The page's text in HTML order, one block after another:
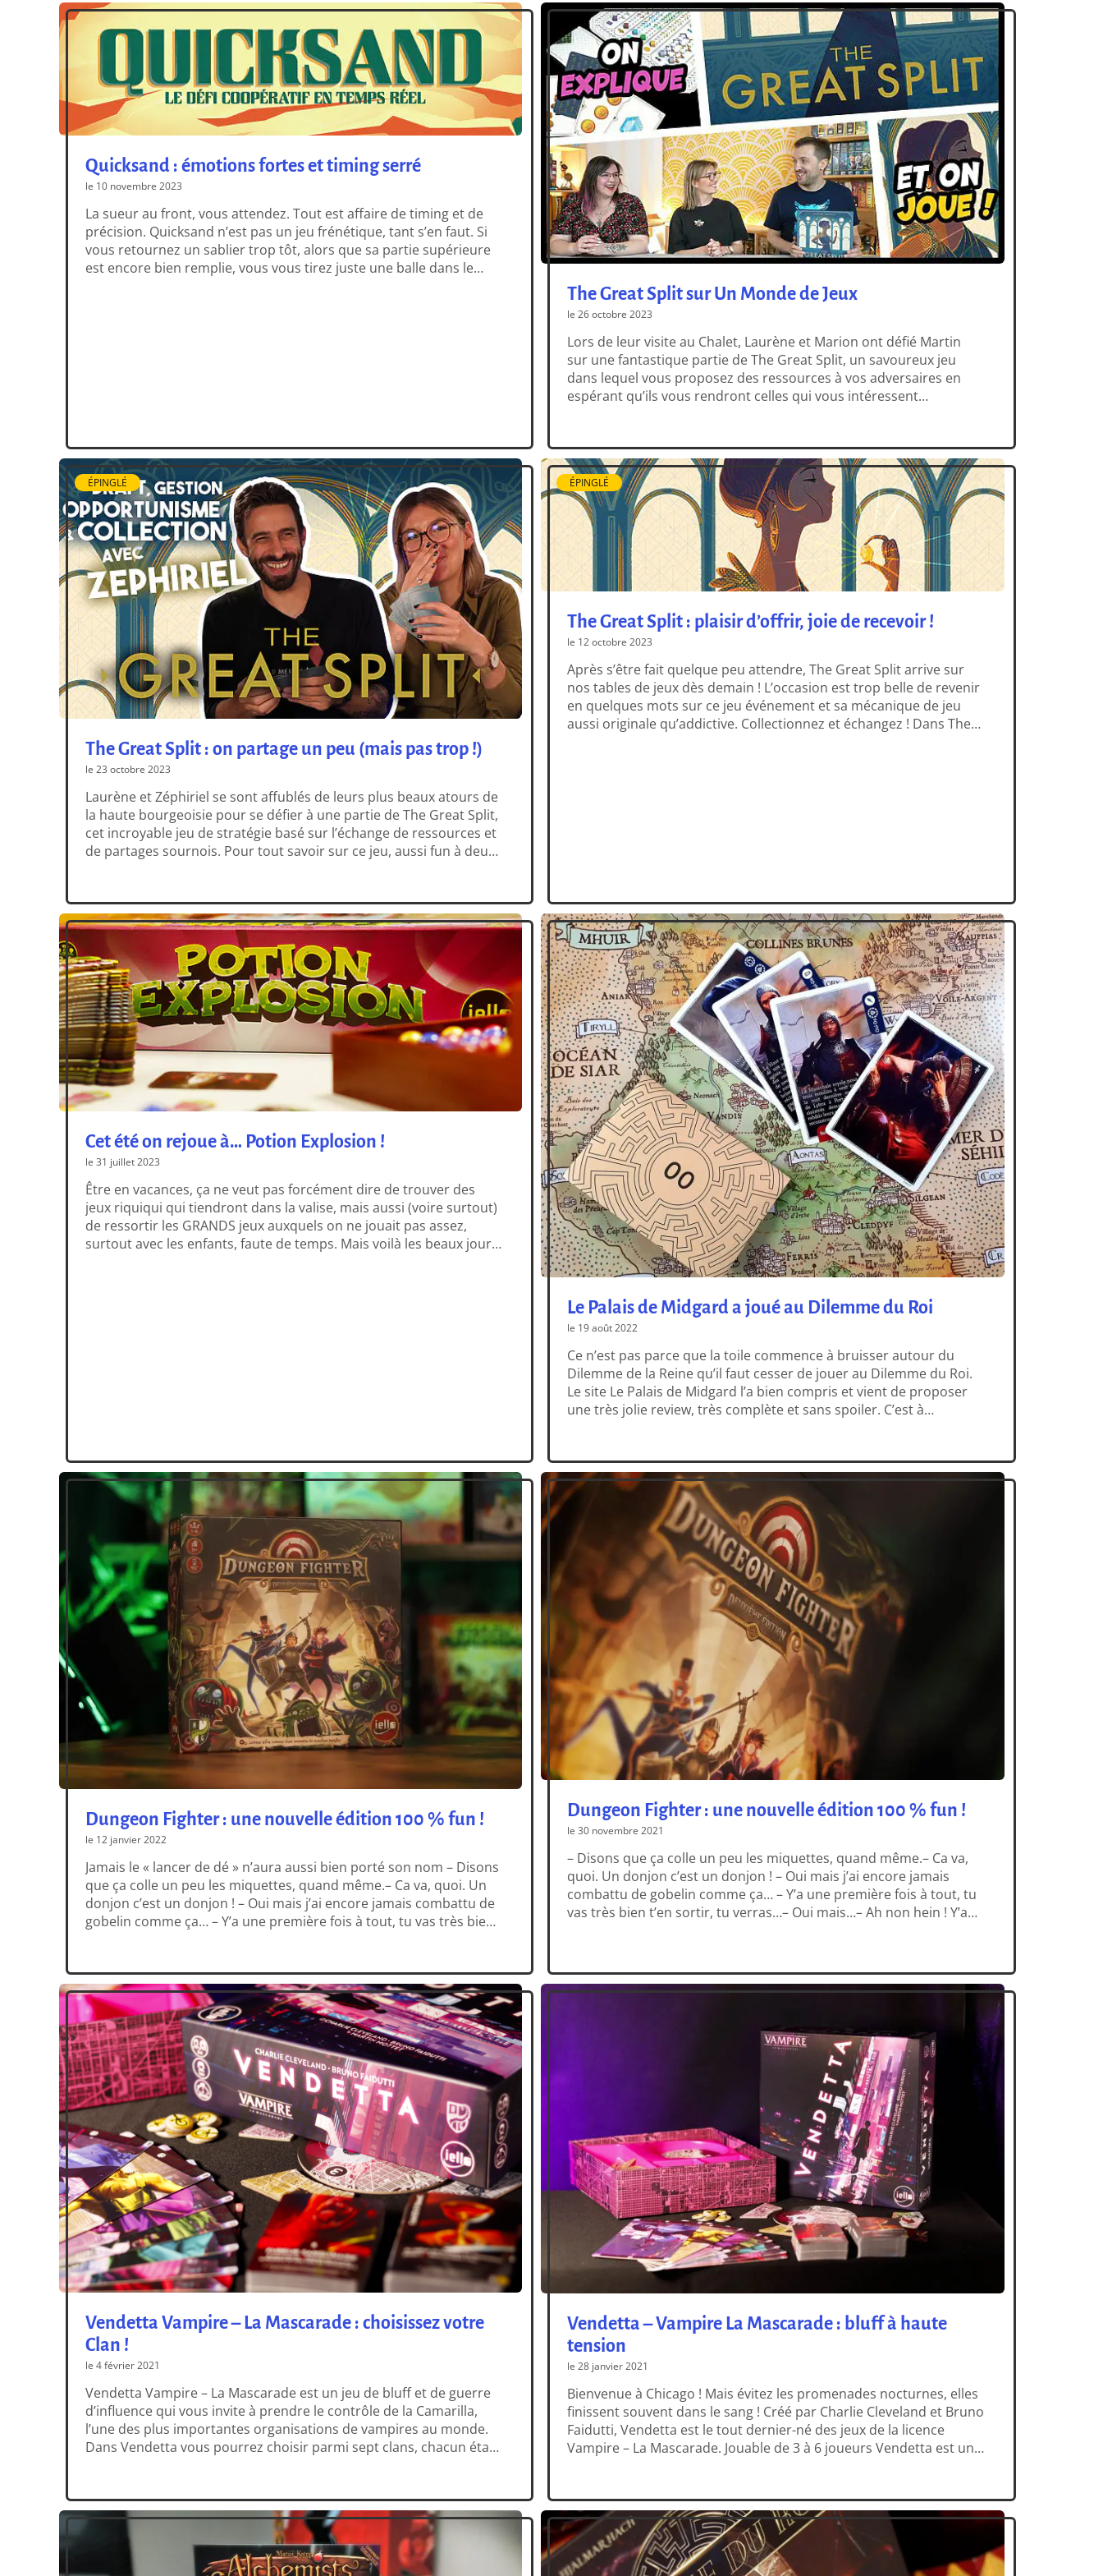
Quicksand : émotions fortes et timing serré
le 10 novembre 2023
La sueur au front, vous attendez. Tout est affaire de timing et de
précision. Quicksand n’est pas un jeu frénétique, tant s’en faut. Si
vous retournez un sablier trop tôt, alors que sa partie supérieure
est encore bien remplie, vous vous tirez juste une balle dans le
The Great Split sur Un Monde de Jeux
le 26 octobre 2023
Lors de leur visite au Chalet, Laurène et Marion ont défié Martin
sur une fantastique partie de The Great Split, un savoureux jeu
dans lequel vous proposez des ressources à vos adversaires en
espérant qu’ils vous rendront celles qui vous intéressent
ÉPINGLÉ
The Great Split : on partage un peu (mais pas trop !)
le 23 octobre 2023
Laurène et Zéphiriel se sont affublés de leurs plus beaux atours de
la haute bourgeoisie pour se défier à une partie de The Great Split,
cet incroyable jeu de stratégie basé sur l’échange de ressources et
de partages sournois. Pour tout savoir sur ce jeu, aussi fun à deux
ÉPINGLÉ
The Great Split : plaisir d’offrir, joie de recevoir !
le 12 octobre 2023
Après s’être fait quelque peu attendre, The Great Split arrive sur
nos tables de jeux dès demain ! L’occasion est trop belle de revenir
en quelques mots sur ce jeu événement et sa mécanique de jeu
aussi originale qu’addictive. Collectionnez et échangez ! Dans The
Cet été on rejoue à… Potion Explosion !
le 31 juillet 2023
Être en vacances, ça ne veut pas forcément dire de trouver des
jeux riquiqui qui tiendront dans la valise, mais aussi (voire surtout)
de ressortir les GRANDS jeux auxquels on ne jouait pas assez,
surtout avec les enfants, faute de temps. Mais voilà les beaux jours,
Le Palais de Midgard a joué au Dilemme du Roi
le 19 août 2022
Ce n’est pas parce que la toile commence à bruisser autour du
Dilemme de la Reine qu’il faut cesser de jouer au Dilemme du Roi.
Le site Le Palais de Midgard l’a bien compris et vient de proposer
une très jolie review, très complète et sans spoiler. C’est à
Dungeon Fighter : une nouvelle édition 100 % fun !
le 12 janvier 2022
Jamais le « lancer de dé » n’aura aussi bien porté son nom – Disons
que ça colle un peu les miquettes, quand même.– Ca va, quoi. Un
donjon c’est un donjon ! – Oui mais j’ai encore jamais combattu de
gobelin comme ça… – Y’a une première fois à tout, tu vas très bien
Dungeon Fighter : une nouvelle édition 100 % fun !
le 30 novembre 2021
– Disons que ça colle un peu les miquettes, quand même.– Ca va,
quoi. Un donjon c’est un donjon ! – Oui mais j’ai encore jamais
combattu de gobelin comme ça… – Y’a une première fois à tout, tu
vas très bien t’en sortir, tu verras…– Oui mais…– Ah non hein ! Y’a
Vendetta Vampire – La Mascarade : choisissez votre
Clan !
le 4 février 2021
Vendetta Vampire – La Mascarade est un jeu de bluff et de guerre
d’influence qui vous invite à prendre le contrôle de la Camarilla,
l’une des plus importantes organisations de vampires au monde.
Dans Vendetta vous pourrez choisir parmi sept clans, chacun étant
Vendetta – Vampire La Mascarade : bluff à haute
tension
le 28 janvier 2021
Bienvenue à Chicago ! Mais évitez les promenades nocturnes, elles
finissent souvent dans le sang ! Créé par Charlie Cleveland et Bruno
Faidutti, Vendetta est le tout dernier-né des jeux de la licence
Vampire – La Mascarade. Jouable de 3 à 6 joueurs Vendetta est un